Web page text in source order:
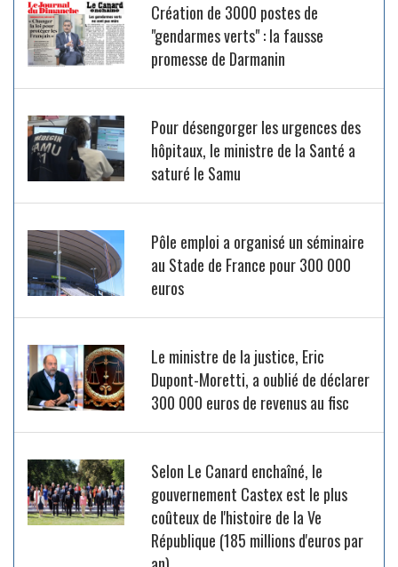
Création de 3000 postes de
"gendarmes verts" : la fausse
promesse de Darmanin
Pour désengorger les urgences des
hôpitaux, le ministre de la Santé a
saturé le Samu
Pôle emploi a organisé un séminaire
au Stade de France pour 300 000
euros
Le ministre de la justice, Eric
Dupont-Moretti, a oublié de déclarer
300 000 euros de revenus au fisc
Selon Le Canard enchaîné, le
gouvernement Castex est le plus
coûteux de l'histoire de la Ve
République (185 millions d'euros par